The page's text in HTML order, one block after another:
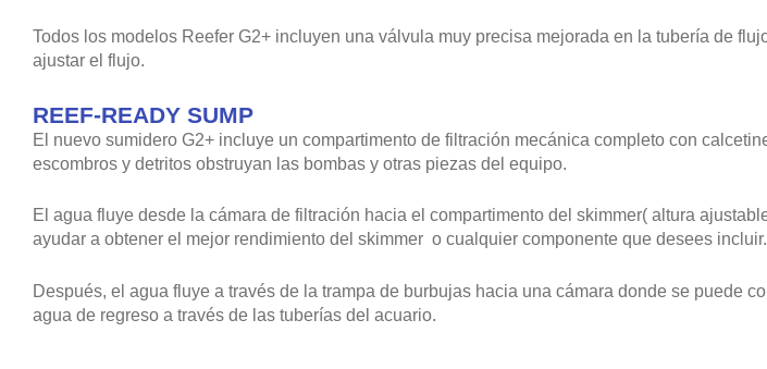
Todos los modelos Reefer G2+ incluyen una válvula muy precisa mejorada en la tubería de
ajustar el flujo.
REEF-READY SUMP
El nuevo sumidero G2+ incluye un compartimento de filtración mecánica completo con
escombros y detritos obstruyan las bombas y otras piezas del equipo.
El agua fluye desde la cámara de filtración hacia el compartimento del skimmer( altura
ayudar a obtener el mejor rendimiento del skimmer o cualquier componente que desees incluir.
Después, el agua fluye a través de la trampa de burbujas hacia una cámara donde se puede
agua de regreso a través de las tuberías del acuario.